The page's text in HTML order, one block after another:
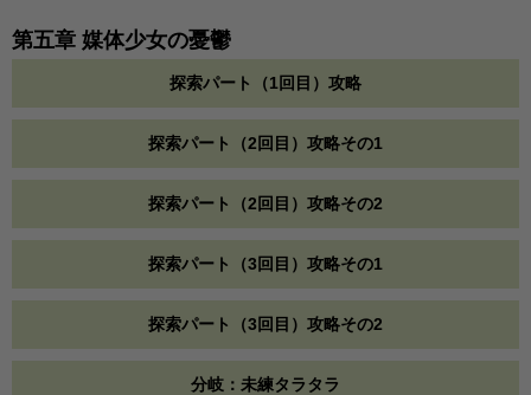
第五章 媒体少女の憂鬱
探索パート（1回目）攻略
探索パート（2回目）攻略その1
探索パート（2回目）攻略その2
探索パート（3回目）攻略その1
探索パート（3回目）攻略その2
分岐：未練タラタラ